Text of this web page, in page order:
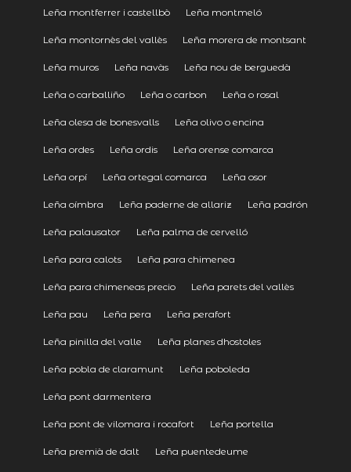
Leña montferrer i castellbò Leña montmeló
Leña montornès del vallès Leña morera de montsant
Leña muros Leña navàs Leña nou de berguedà
Leña o carballiño Leña o carbon Leña o rosal
Leña olesa de bonesvalls Leña olivo o encina
Leña ordes Leña ordis Leña orense comarca
Leña orpí Leña ortegal comarca Leña osor
Leña oímbra Leña paderne de allariz Leña padrón
Leña palausator Leña palma de cervelló
Leña para calots Leña para chimenea
Leña para chimeneas precio Leña parets del vallès
Leña pau Leña pera Leña perafort
Leña pinilla del valle Leña planes dhostoles
Leña pobla de claramunt Leña poboleda
Leña pont darmentera
Leña pont de vilomara i rocafort Leña portella
Leña premià de dalt Leña puentedeume